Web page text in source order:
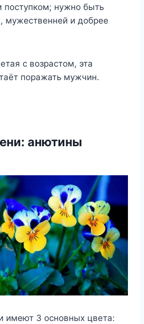
поступком; нужно быть
мужественней и добрее
с возрастом, эта
поражать мужчин.
анютины
имеют 3 основных цвета: